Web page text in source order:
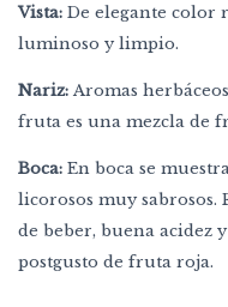
Vista: De elegante color
luminoso y limpio.
Nariz: Aromas
fruta es una mezcla de
Boca: En boca se
licorosos muy
de beber, buena acidez
postgusto de fruta roja.